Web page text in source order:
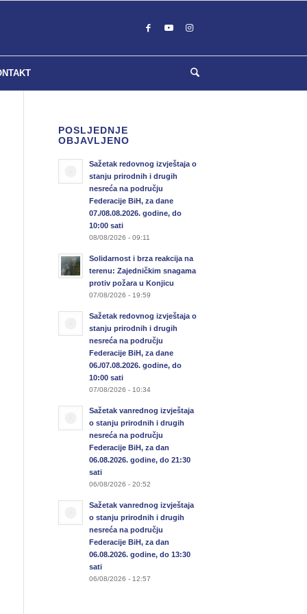
POSLJEDNJE
OBJAVLJENO
Sažetak redovnog izvještaja o
stanju prirodnih i drugih
nesreća na području
Federacije BiH, za dane
07./08.08.2026. godine, do
10:00 sati
08/08/2026 - 09:11
Solidarnost i brza reakcija na
terenu: Zajedničkim snagama
protiv požara u Konjicu
07/08/2026 - 19:59
Sažetak redovnog izvještaja o
stanju prirodnih i drugih
nesreća na području
Federacije BiH, za dane
06./07.08.2026. godine, do
10:00 sati
07/08/2026 - 10:34
Sažetak vanrednog izvještaja
o stanju prirodnih i drugih
nesreća na području
Federacije BiH, za dan
06.08.2026. godine, do 21:30
sati
06/08/2026 - 20:52
Sažetak vanrednog izvještaja
o stanju prirodnih i drugih
nesreća na području
Federacije BiH, za dan
06.08.2026. godine, do 13:30
sati
06/08/2026 - 12:57